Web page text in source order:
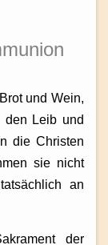
und Wein,
den Leib und
die Christen
sie nicht
an
der